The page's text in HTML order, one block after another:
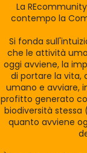
La
contempo la
Si fonda
che le attività
oggi avviene, la
di portare la vita,
umano e avviare,
profitto generato
biodiversità
quanto avviene